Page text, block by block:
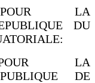
LA
DU
LA
DE